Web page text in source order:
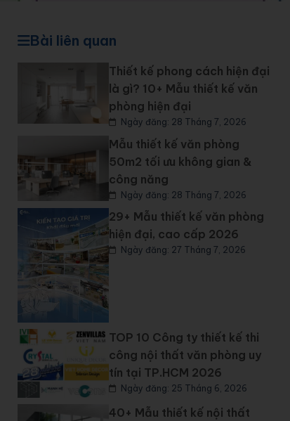
Bài liên quan
Thiết kế phong cách hiện đại
là gì? 10+ Mẫu thiết kế văn
phòng hiện đại
Ngày đăng: 28 Tháng 7, 2026
Mẫu thiết kế văn phòng
50m2 tối ưu không gian &
công năng
Ngày đăng: 28 Tháng 7, 2026
29+ Mẫu thiết kế văn phòng
hiện đại, cao cấp 2026
Ngày đăng: 27 Tháng 7, 2026
TOP 10 Công ty thiết kế thi
công nội thất văn phòng uy
tín tại TP.HCM 2026
Ngày đăng: 25 Tháng 6, 2026
40+ Mẫu thiết kế nội thất